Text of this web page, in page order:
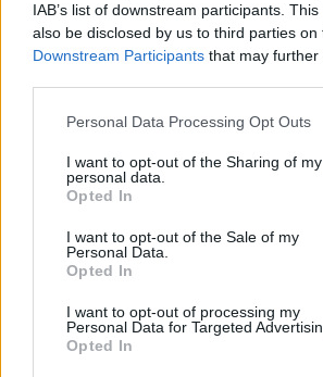
IAB’s list of downstream participants.
also be disclosed by us to third parties on
Downstream Participants that may
Personal Data Processing Opt Outs
I want to opt-out of the Sharing of my
personal data.
Opted In
I want to opt-out of the Sale of my
Personal Data.
Opted In
I want to opt-out of processing my
Personal Data for Targeted
Opted In
ΜΟΝΌΠΕΤΡΟ ΔΑΧΤΥΛΊΔΙ ΜΕ
ΔΙΑΜΆΝΤΙ 0.35CT